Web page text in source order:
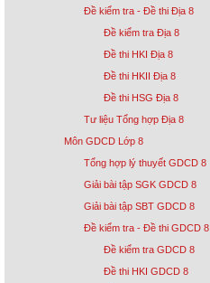
Đề kiểm tra - Đề thi Địa 8
Đề kiểm tra Địa 8
Đề thi HKI Địa 8
Đề thi HKII Địa 8
Đề thi HSG Địa 8
Tư liệu Tổng hợp Địa 8
Môn GDCD Lớp 8
Tổng hợp lý thuyết GDCD 8
Giải bài tập SGK GDCD 8
Giải bài tập SBT GDCD 8
Đề kiểm tra - Đề thi GDCD 8
Đề kiểm tra GDCD 8
Đề thi HKI GDCD 8